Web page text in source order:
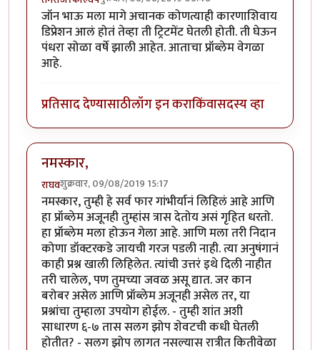
जॉन भाऊ मला मागे अचानक कोणत्याही कारणाशिवाय
डिप्रेशन आलं होतं तेव्हा ती ट्रिटमेंट घेतली होती. ती घेऊन
पंधरा सोळा वर्षे झाली आहेत. आताचा प्रॉब्लेम वेगळा
आहे.
प्रतिसाद देण्यासाठीलॉग इन कराकिंवासदस्य व्हा
नमस्कार,
राघवशुक्रवार, 09/08/2019 15:17
नमस्कार, तुम्ही हे सर्व फार गांभीर्यानं लिहिलं आहे आणि
हा प्रॉब्लेम अजूनही तुम्हांस त्रास देतोय असं गृहित धरतो.
हा प्रॉब्लेम मला होऊन गेला आहे. आणि मला तरी निदान
कोणा डॉक्टरकडे जायची गरज पडली नाही. त्या अनुषंगानं
काही प्रश्न खाली लिहिलेत. त्यांची उत्तरं इथे दिली नाहीत
तरी चालेल, पण तुमच्या जवळ असू द्यात. जर कान
बरोबर असेल आणि प्रॉब्लेम अजूनही असेल तर, या
प्रश्नांचा तुम्हाला उपयोग होईल. - तुम्ही शांत अशी
साधारण ६-७ तास सलग झोप शेवटची कधी घेतली
होतीत? - सलग झोप लागत नसल्यास रात्रीत कितीवेळा